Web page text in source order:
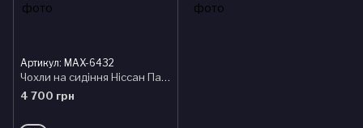
Артикул: MAX-6432
Чохли на сидіння Ніссан Патрол (Nissan Patrol) 2001-2010 р модельні MAX з екошкіри Чорно-жовтий
4 700 грн